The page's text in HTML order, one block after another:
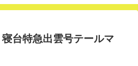
寝台特急出雲号テールマ